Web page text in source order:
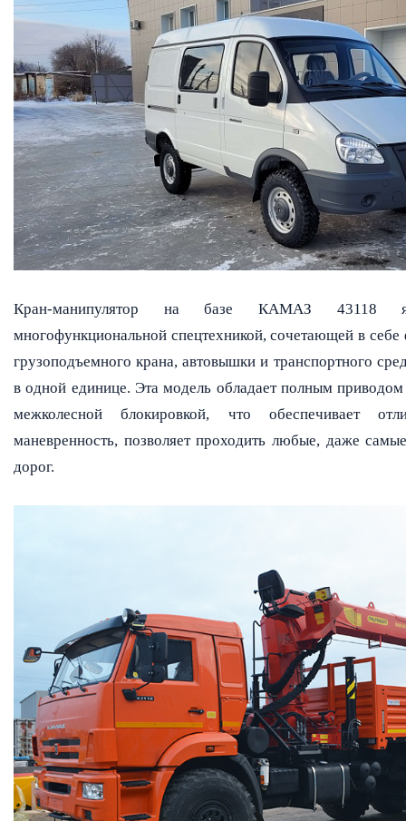
Кран-манипулятор на базе КАМАЗ 43118
многофункциональной спецтехникой, сочетающей в
грузоподъемного крана, автовышки и транспортного
в одной единице. Эта модель обладает полным
межколесной блокировкой, что обеспечивает
маневренность, позволяет проходить любые, даже
дорог.